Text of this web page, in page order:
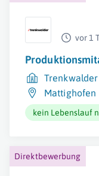
vor 1
Mattighofen
kein Lebenslauf
Direktbewerbung